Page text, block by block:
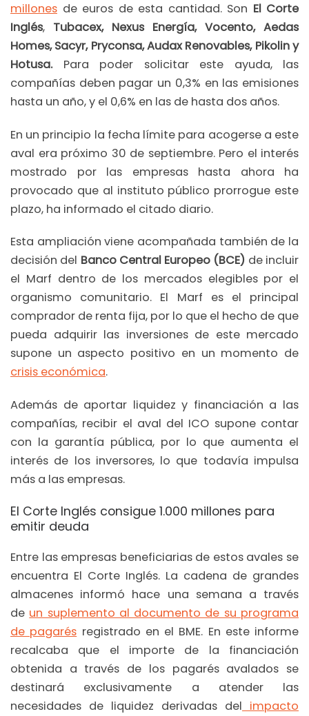
millones de euros de esta cantidad. Son El Corte
Inglés, Tubacex, Nexus Energía, Vocento, Aedas
Homes, Sacyr, Pryconsa, Audax Renovables, Pikolin y
Hotusa. Para poder solicitar este ayuda, las
compañías deben pagar un 0,3% en las emisiones
hasta un año, y el 0,6% en las de hasta dos años.
En un principio la fecha límite para acogerse a este
aval era próximo 30 de septiembre. Pero el interés
mostrado por las empresas hasta ahora ha
provocado que al instituto público prorrogue este
plazo, ha informado el citado diario.
Esta ampliación viene acompañada también de la
decisión del Banco Central Europeo (BCE) de incluir
el Marf dentro de los mercados elegibles por el
organismo comunitario. El Marf es el principal
comprador de renta fija, por lo que el hecho de que
pueda adquirir las inversiones de este mercado
supone un aspecto positivo en un momento de
crisis económica.
Además de aportar liquidez y financiación a las
compañías, recibir el aval del ICO supone contar
con la garantía pública, por lo que aumenta el
interés de los inversores, lo que todavía impulsa
más a las empresas.
El Corte Inglés consigue 1.000 millones para
emitir deuda
Entre las empresas beneficiarias de estos avales se
encuentra El Corte Inglés. La cadena de grandes
almacenes informó hace una semana a través
de un suplemento al documento de su programa
de pagarés registrado en el BME. En este informe
recalcaba que el importe de la financiación
obtenida a través de los pagarés avalados se
destinará exclusivamente a atender las
necesidades de liquidez derivadas del impacto